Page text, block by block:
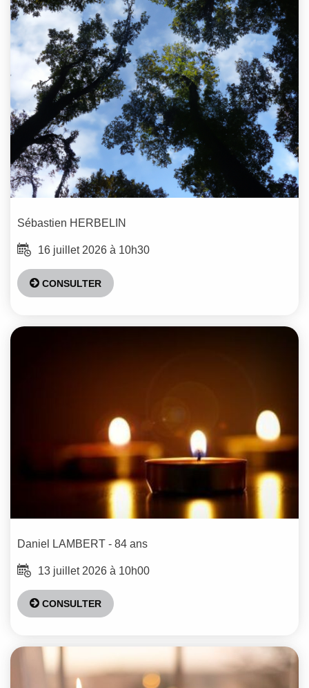
Sébastien HERBELIN
16 juillet 2026 à 10h30
CONSULTER
Daniel LAMBERT - 84 ans
13 juillet 2026 à 10h00
CONSULTER